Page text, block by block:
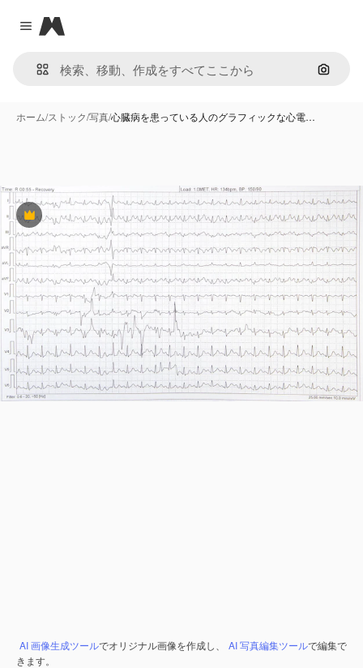
Close menu
Magnific
画像で
ホーム/ストック/写真/心臓病を患っている人のグラフィックな心電…
Premium
AI 画像生成ツールでオリジナル画像を作成し、 AI 写真編集ツールで編集で
きます。